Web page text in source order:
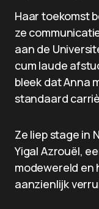
Haar toekomst
ze
aan de
cum laude
bleek dat Anna
standaard
Ze liep stage in
Yigal Azrouël,
modewereld en
aanzienlijk